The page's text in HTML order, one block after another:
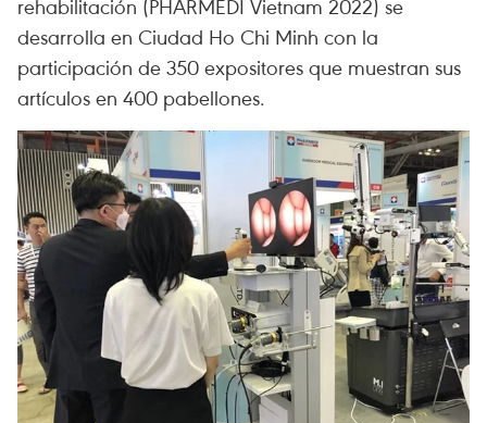
rehabilitación (PHARMEDI Vietnam 2022) se
desarrolla en Ciudad Ho Chi Minh con la
participación de 350 expositores que muestran sus
artículos en 400 pabellones.